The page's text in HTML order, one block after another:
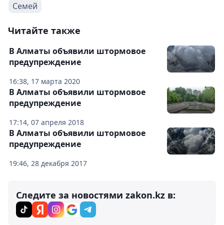
Семей
Читайте также
16:38, 17 марта 2020
В Алматы объявили штормовое
предупреждение
17:14, 07 апреля 2018
В Алматы объявили штормовое
предупреждение
19:46, 28 декабря 2017
В Алматы объявили штормовое
предупреждение
Следите за новостями zakon.kz в: